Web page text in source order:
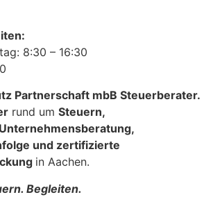
8:30 – 16:30
Partnerschaft mbB Steuerberater.
rund um Steuern,
und zertifizierte
in Aachen.
Begleiten.